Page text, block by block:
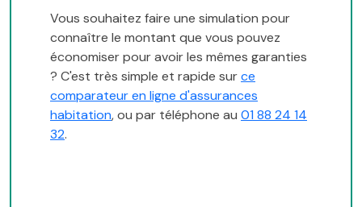
Vous souhaitez faire une simulation pour
connaître le montant que vous pouvez
économiser pour avoir les mêmes garanties
? C'est très simple et rapide surce
comparateur en ligne d'assurances
habitation, ou par téléphone au 01 88 24 14
32.